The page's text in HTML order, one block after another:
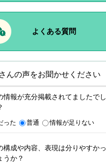
よくある質問
んの声をお聞かせください
情報が充分掲載されてましたでし
った 普通 情報が足りない
構成や内容、表現は分りやすかっ
うか？